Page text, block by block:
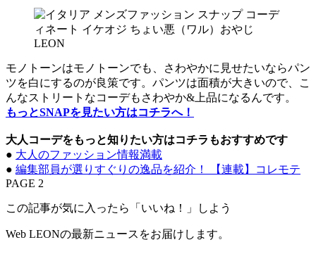
モノトーンはモノトーンでも、さわやかに見せたいならパン
ツを白にするのが良策です。パンツは面積が大きいので、こ
んなストリートなコーデもさわやか&上品になるんです。
もっとSNAPを見たい方はコチラへ！
大人コーデをもっと知りたい方はコチラもおすすめです
● 大人のファッション情報満載
● 編集部員が選りすぐりの逸品を紹介！ 【連載】コレモテ
PAGE 2
この記事が気に入ったら「いいね！」しよう
Web LEONの最新ニュースをお届けします。